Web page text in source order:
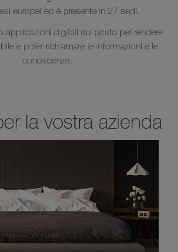
europei ed è presente in 27 sedi.
applicazioni digitali sul posto per rendere
e poter richiamare le informazioni e le
conoscenze.
la vostra azienda